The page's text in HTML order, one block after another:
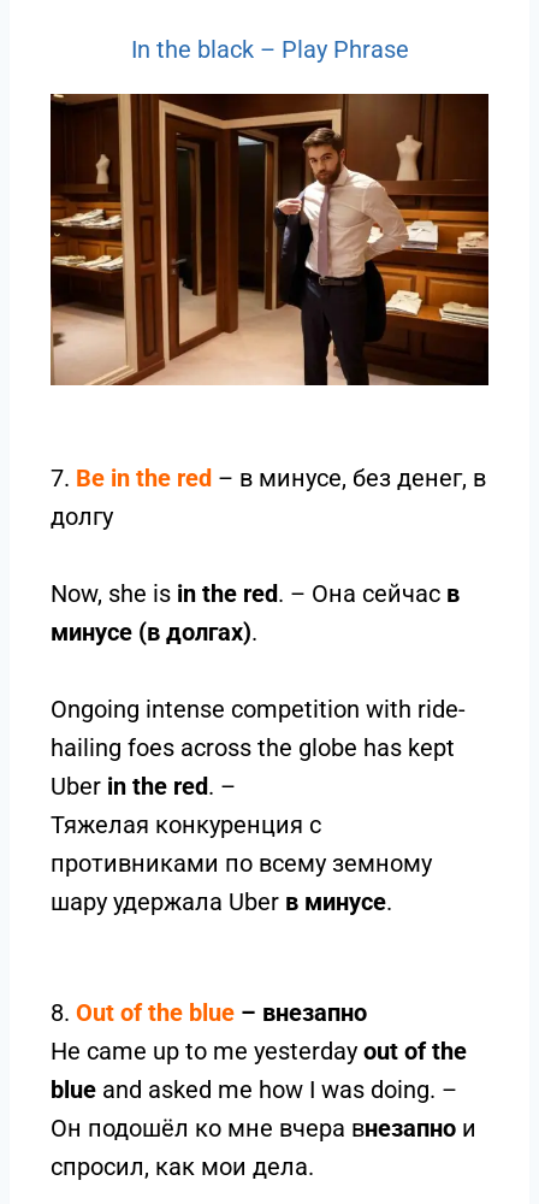
In the black – Play Phrase
7. Be in the red – в минусе, без денег, в
долгу
Now, she is in the red. – Она сейчас в
минусе (в долгах).
Ongoing intense competition with ride-
hailing foes across the globe has kept
Uber in the red. –
Тяжелая конкуренция с
противниками по всему земному
шару удержала Uber в минусе.
8. Out of the blue – внезапно
He came up to me yesterday out of the
blue and asked me how I was doing. –
Он подошёл ко мне вчера внезапно и
спросил, как мои дела.